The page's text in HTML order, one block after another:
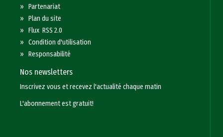
»Partenariat
»Plan du site
»Flux RSS 2.0
»Condition d'utilisation
»Responsabilité
Nos newsletters
Inscrivez vous et recevez l'actualité chaque matin
L'abonnement est gratuit!